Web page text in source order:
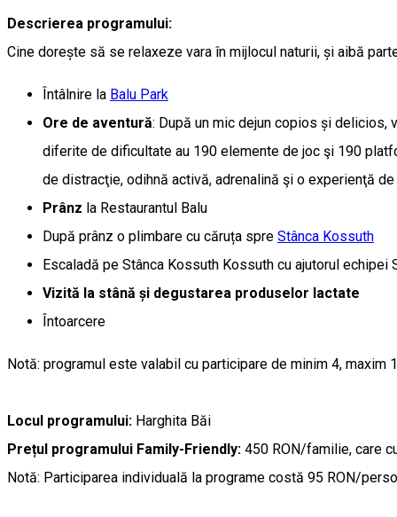
Descrierea programului:
Cine dorește să se relaxeze vara în mijlocul naturii, și aibă
Întâlnire la Balu Park
Ore de aventură: După un mic dejun copios și delicios,
diferite de dificultate au 190 elemente de joc şi 190
de distracţie, odihnă activă, adrenalină şi o experienţă de
Prânz la Restaurantul Balu
După prânz o plimbare cu căruța spre Stânca Kossuth
Escaladă pe Stânca Kossuth Kossuth cu ajutorul echipei
Vizită la stână și degustarea produselor lactate
Întoarcere
Notă: programul este valabil cu participare de minim 4, maxim
Locul programului: Harghita Băi
Prețul programului Family-Friendly: 450 RON/familie, care
Notă: Participarea individuală la programe costă 95 RON/